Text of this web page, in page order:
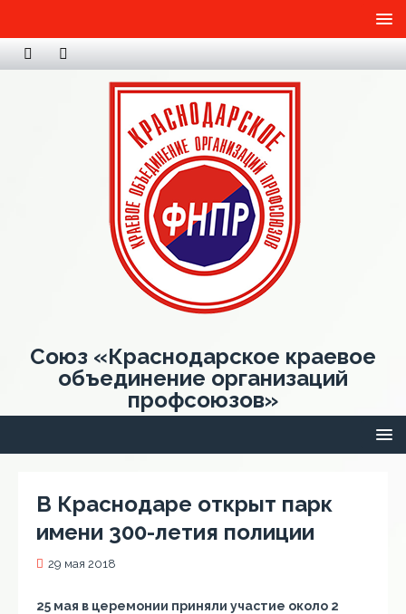
Союз «Краснодарское краевое
объединение организаций
профсоюзов»
В Краснодаре открыт парк
имени 300-летия полиции
29 мая 2018
25 мая в церемонии приняли участие около 2